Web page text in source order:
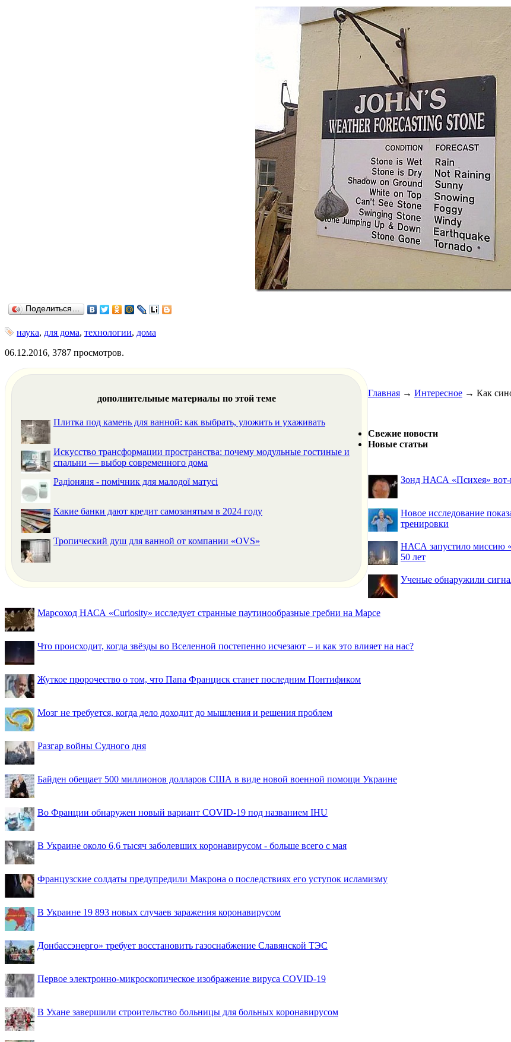
Поделиться…
наука, для дома, технологии, дома
06.12.2016, 3787 просмотров.
дополнительные материалы по этой теме
Плитка под камень для ванной: как выбрать, уложить и ухаживать
Искусство трансформации пространства: почему модульные гостиные и
спальни — выбор современного дома
Радіоняня - помічник для малодої матусі
Какие банки дают кредит самозанятым в 2024 году
Тропический душ для ванной от компании «OVS»
Главная → Интересное → Как
Свежие новости
Новые статьи
Зонд НАСА «Психея» вот-
Новое исследование
тренировки
НАСА запустило миссию
50 лет
Ученые обнаружили
Марсоход НАСА «Curiosity» исследует странные паутинообразные гребни на Марсе
Что происходит, когда звёзды во Вселенной постепенно исчезают – и как это влияет на нас?
Жуткое пророчество о том, что Папа Франциск станет последним Понтификом
Мозг не требуется, когда дело доходит до мышления и решения проблем
Разгар войны Судного дня
Байден обещает 500 миллионов долларов США в виде новой военной помощи Украине
Во Франции обнаружен новый вариант COVID-19 под названием IHU
В Украине около 6,6 тысяч заболевших коронавирусом - больше всего с мая
Французские солдаты предупредили Макрона о последствиях его уступок исламизму
В Украине 19 893 новых случаев заражения коронавирусом
Донбассэнерго» требует восстановить газоснабжение Славянской ТЭС
Первое электронно-микроскопическое изображение вируса COVID-19
В Ухане завершили строительство больницы для больных коронавирусом